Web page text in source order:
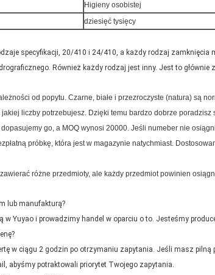
Higieny osobistej
dziesięć tysięcy
specyfikacji, 20/410 i 24/410, a każdy rodzaj
Również każdy rodzaj jest inny. Jest to głównie
od popytu. Czarne, białe i przezroczyste (natura) są
liczby potrzebujesz. Dzięki temu bardzo dobrze poradzisz
go, a MOQ wynosi 20000. Jeśli numeber nie
próbkę, która jest w magazynie natychmiast.
różne przedmioty, ale każdy przedmiot powinien
lub manufakturą?
w Yuyao i prowadzimy handel w oparciu o to. Jesteśmy
w ciągu 2 godzin po otrzymaniu zapytania. Jeśli masz
abyśmy potraktowali priorytet Twojego zapytania.